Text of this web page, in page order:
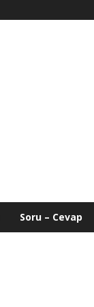
Soru – Cevap